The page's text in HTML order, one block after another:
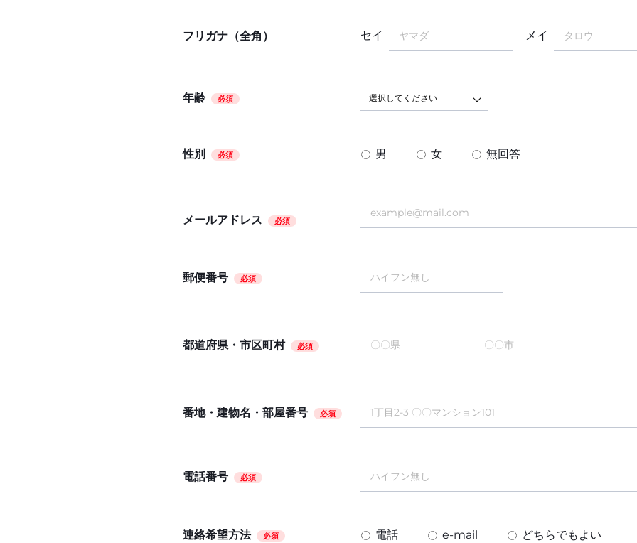
フリガナ（全角） セイ メイ
年齢 必須 選択してください
性別 必須 男 女 無回答
メールアドレス 必須
郵便番号 必須
都道府県・市区町村 必須
番地・建物名・部屋番号 必須
電話番号 必須
連絡希望方法 必須 電話 e-mail どちらでもよい